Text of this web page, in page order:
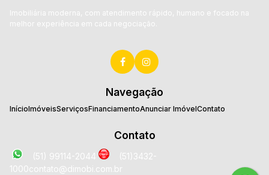
Imobiliária moderna, com atendimento rápido, humano e focado na
melhor experiência em cada negociação.
Navegação
InícioImóveisServiçosFinanciamentoAnunciar ImóvelContato
Contato
(51) 99114-2044
(51)3432-
1000contato@dimobi.com.br